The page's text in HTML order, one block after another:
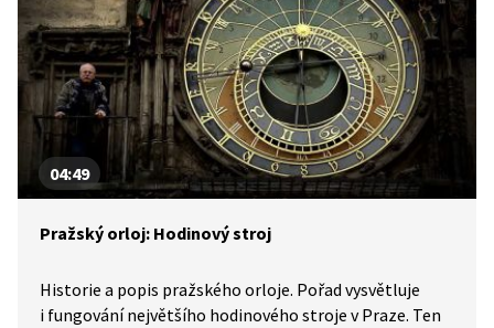
04:49
Pražský orloj: Hodinový stroj
Historie a popis pražského orloje. Pořad vysvětluje
i fungování největšího hodinového stroje v Praze. Ten